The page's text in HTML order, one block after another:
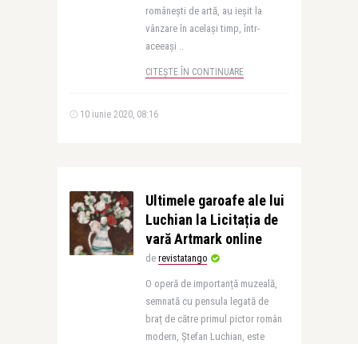
românești de artă, au ieșit la
vânzare în același timp, într-
aceeași ..
CITEȘTE ÎN CONTINUARE
10 iunie 2020, 08:16
Ultimele garoafe ale lui
Luchian la Licitația de
vară Artmark online
de revistatango
O operă de importanță muzeală,
semnată cu pensula legată de
braț de către primul pictor român
modern, Ștefan Luchian, este